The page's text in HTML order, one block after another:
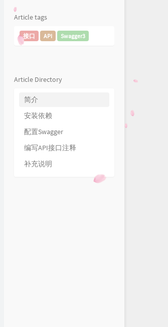
Article tags
接口 API Swagger3
Article Directory
简介
安装依赖
配置Swagger
编写API接口注释
补充说明